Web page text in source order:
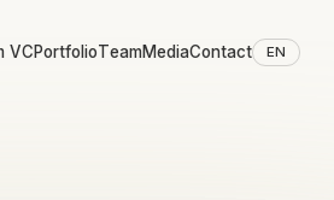
VCPortfolioTeamMediaContact EN